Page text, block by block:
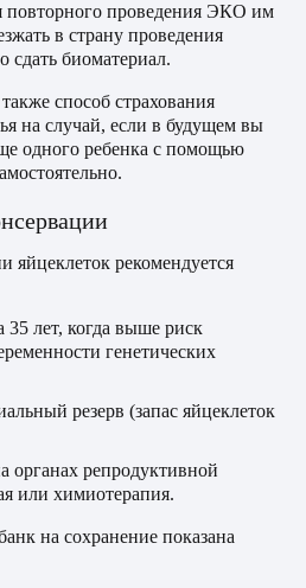
повторного проведения ЭКО им
в страну проведения
сдать биоматериал.
способ страхования
на случай, если в будущем вы
одного ребенка с помощью
яйцеклеток рекомендуется
35 лет, когда выше риск
генетических
резерв (запас яйцеклеток
органах репродуктивной
или химиотерапия.
на сохранение показана